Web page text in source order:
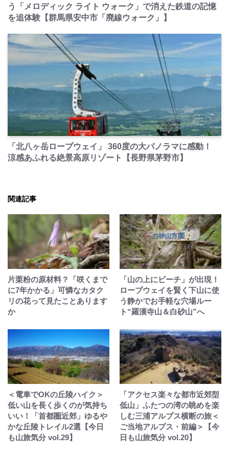
う「メロディック ライト ウォーク」で消えた鉄道の記憶
を追体験【群馬県安中市「廃線ウォーク」】
PR
「北八ヶ岳ロープウェイ」 360度の大パノラマに感動！
涼感あふれる絶景高原リゾート【長野県茅野市】
関連記事
片栗粉の原材料？「咲くまで
に7年かかる」可憐なカタク
リの花って見たことあります
か
「山の上にビーチ」が出現！
ロープウェイを賢く下山に使
う静かでお手軽な穴場ルー
ト“羅漢寺山＆白砂山”へ
＜電車でOKの丘陵ハイク＞
低い山を長く歩くのが気持ち
いい！「首都圏近郊」ゆるや
かな丘陵トレイル2選【今日
も山旅気分 vol.29】
「アクセス楽々な都市近郊型
低山」ふたつの湾の眺めを楽
しむ三浦アルプス横断の旅＜
ご当地アルプス・前編＞【今
日も山旅気分 vol.20】